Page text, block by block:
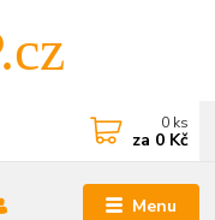
Menu
0 ks
za 0 Kč